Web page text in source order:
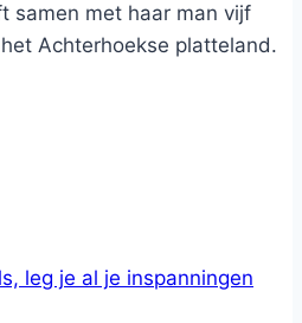
samen met haar man vijf
Achterhoekse platteland.
leg je al je inspanningen